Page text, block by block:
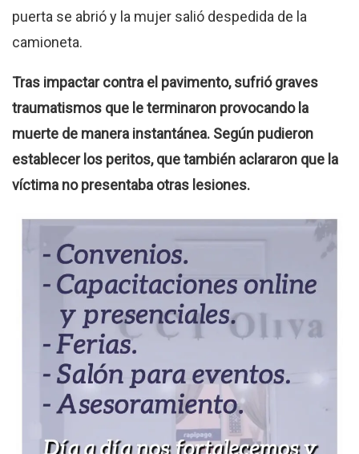
puerta se abrió y la mujer salió despedida de la
camioneta.
Tras impactar contra el pavimento, sufrió graves
traumatismos que le terminaron provocando la
muerte de manera instantánea. Según pudieron
establecer los peritos, que también aclararon que la
víctima no presentaba otras lesiones.